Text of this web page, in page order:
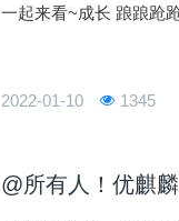
一起来看~成长 踉踉跄
2022-01-10 1345
@所有人！优麒